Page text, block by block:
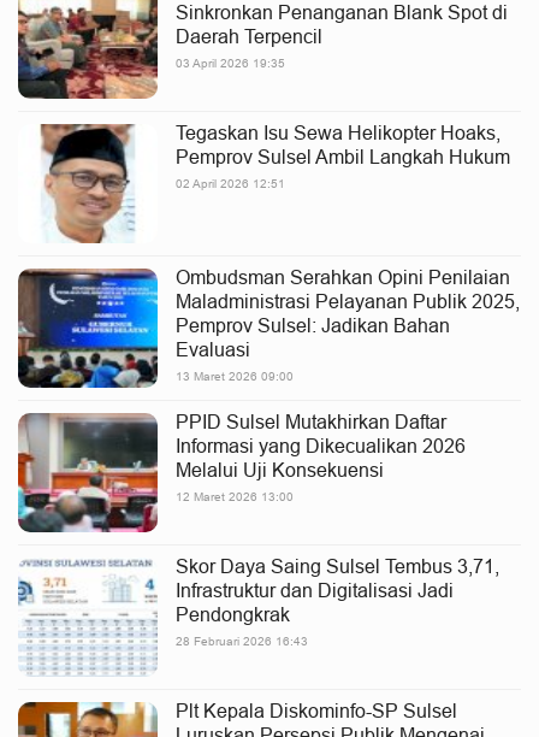
Sinkronkan Penanganan Blank Spot di
Daerah Terpencil
03 April 2026 19:35
Tegaskan Isu Sewa Helikopter Hoaks,
Pemprov Sulsel Ambil Langkah Hukum
02 April 2026 12:51
Ombudsman Serahkan Opini Penilaian
Maladministrasi Pelayanan Publik 2025,
Pemprov Sulsel: Jadikan Bahan
Evaluasi
13 Maret 2026 09:00
PPID Sulsel Mutakhirkan Daftar
Informasi yang Dikecualikan 2026
Melalui Uji Konsekuensi
12 Maret 2026 13:00
Skor Daya Saing Sulsel Tembus 3,71,
Infrastruktur dan Digitalisasi Jadi
Pendongkrak
28 Februari 2026 16:43
Plt Kepala Diskominfo-SP Sulsel